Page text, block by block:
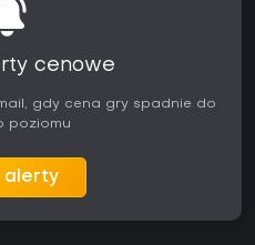
cenowe
gdy cena gry spadnie do
poziomu
alerty